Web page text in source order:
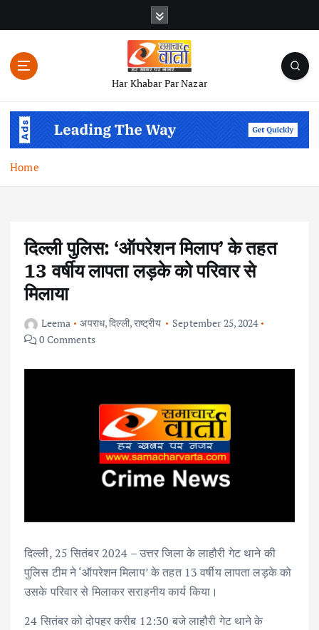
n
Har Khabar Par Nazar
Home
दिल्ली पुलिस: ‘ऑपरेशन मिलाप’ के तहत
13 वर्षीय लापता लड़के को परिवार से
मिलाया
Leema अपराध,दिल्ली,राष्ट्रीय
September 25, 2024
0 Comments
दिल्ली, 25 सितंबर 2024 – उत्तर जिला के लाहौरी गेट थाने की
पुलिस टीम ने ‘ऑपरेशन मिलाप’ के तहत 13 वर्षीय लापता लड़के को
उसके परिवार से मिलाकर सराहनीय कार्य किया।
24 सितंबर को दोपहर करीब 12:30 बजे लाहौरी गेट थाने के